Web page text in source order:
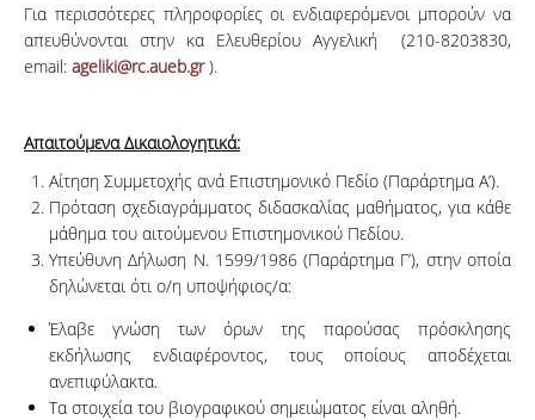
Για περισσότερες πληροφορίες οι ενδιαφερόμενοι μπορούν να
απευθύνονται στην κα Ελευθερίου Αγγελική (210-8203830,
email: ageliki@rc.aueb.gr).
Απαιτούμενα Δικαιολογητικά:
Αίτηση Συμμετοχής ανά Επιστημονικό Πεδίο (Παράρτημα Α’).
Πρόταση σχεδιαγράμματος διδασκαλίας μαθήματος, για κάθε
μάθημα του αιτούμενου Επιστημονικού Πεδίου.
Υπεύθυνη Δήλωση Ν. 1599/1986 (Παράρτημα Γ’), στην οποία
δηλώνεται ότι ο/η υποψήφιος/α:
Έλαβε γνώση των όρων της παρούσας πρόσκλησης
εκδήλωσης ενδιαφέροντος, τους οποίους αποδέχεται
ανεπιφύλακτα.
Τα στοιχεία του βιογραφικού σημειώματος είναι αληθή.